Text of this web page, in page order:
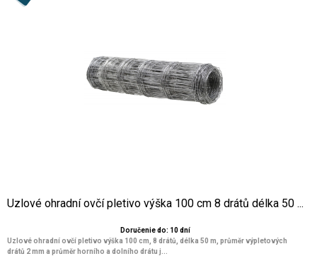
Uzlové ohradní ovčí pletivo výška 100 cm 8 drátů délka 50 ...
Doručenie do: 10 dní
Uzlové ohradní ovčí pletivo výška 100 cm, 8 drátů, délka 50 m, průměr výpletových
drátů 2 mm a průměr horního a dolního drátu j...